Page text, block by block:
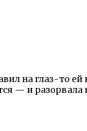
на глаз-то ей
— и разорвала